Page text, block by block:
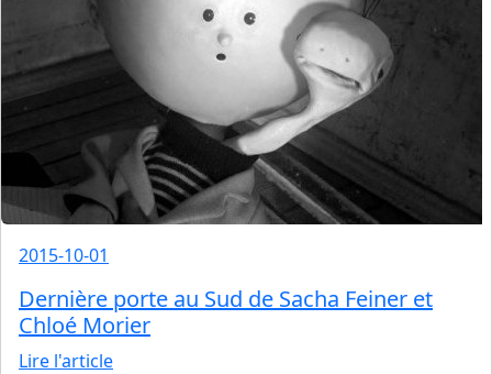
2015-10-01
Dernière porte au Sud de Sacha Feiner et
Chloé Morier
Lire l'article